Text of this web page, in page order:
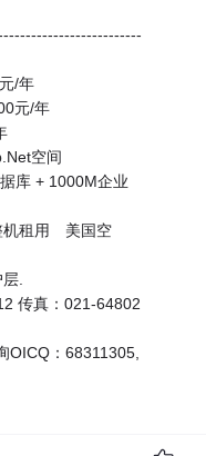
/年
元/年
空间
库 + 1000M企业
租用 美国空
.
传真：021-64802
OICQ：68311305,